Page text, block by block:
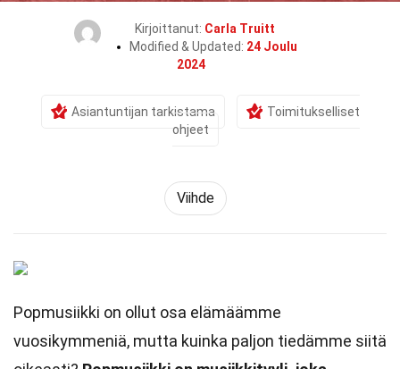
Kirjoittanut: Carla Truitt
Modified & Updated: 24 Joulu
2024
Asiantuntijan tarkistama
Toimitukselliset
ohjeet
Viihde
Popmusiikki on ollut osa elämäämme
vuosikymmeniä, mutta kuinka paljon tiedämme siitä